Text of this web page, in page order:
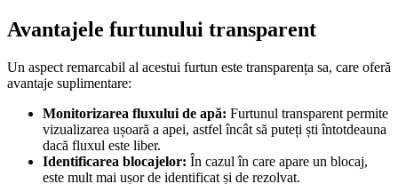
Avantajele furtunului transparent
Un aspect remarcabil al acestui furtun este transparența sa, care oferă
avantaje suplimentare:
Monitorizarea fluxului de apă: Furtunul transparent permite
vizualizarea ușoară a apei, astfel încât să puteți ști întotdeauna
dacă fluxul este liber.
Identificarea blocajelor: În cazul în care apare un blocaj,
este mult mai ușor de identificat și de rezolvat.